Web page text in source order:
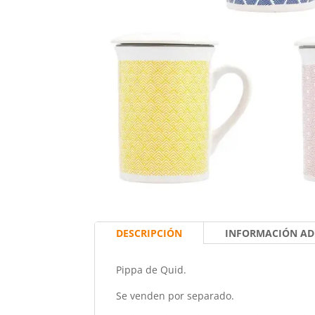
DESCRIPCIÓN INFORMACIÓN
Pippa de Quid.
Se venden por separado.